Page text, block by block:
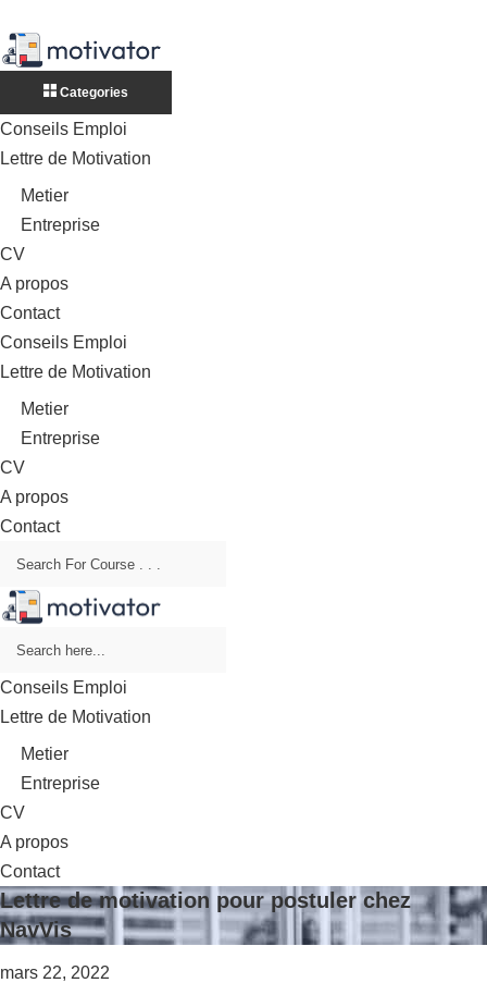
Categories
Conseils Emploi
Lettre de Motivation
Metier
Entreprise
CV
A propos
Contact
Conseils Emploi
Lettre de Motivation
Metier
Entreprise
CV
A propos
Contact
Conseils Emploi
Lettre de Motivation
Metier
Entreprise
CV
A propos
Contact
Lettre de motivation pour postuler chez
NavVis
mars 22, 2022